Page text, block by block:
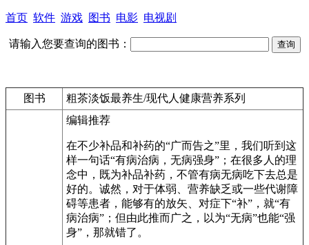
首页 软件 游戏 图书 电影 电视剧
请输入您要查询的图书：
图书
粗茶淡饭最养生/现代人健康营养系列
编辑推荐
在不少补品和补药的“广而告之”里，我们听到这
样一句话“有病治病，无病强身”；在很多人的理
念中，既为补品补药，不管有病无病吃下去总是
好的。诚然，对于体弱、营养缺乏或一些代谢障
碍等患者，能够有的放矢、对症下“补”，就“有
病治病”；但由此推而广之，以为“无病”也能“强
身”，那就错了。